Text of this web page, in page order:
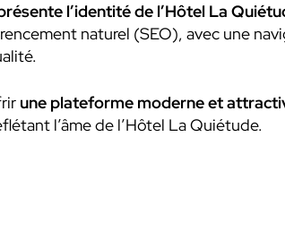
l’identité de l’Hôtel La
naturel (SEO), avec une
une plateforme moderne et
l’âme de l’Hôtel La Quiétude.